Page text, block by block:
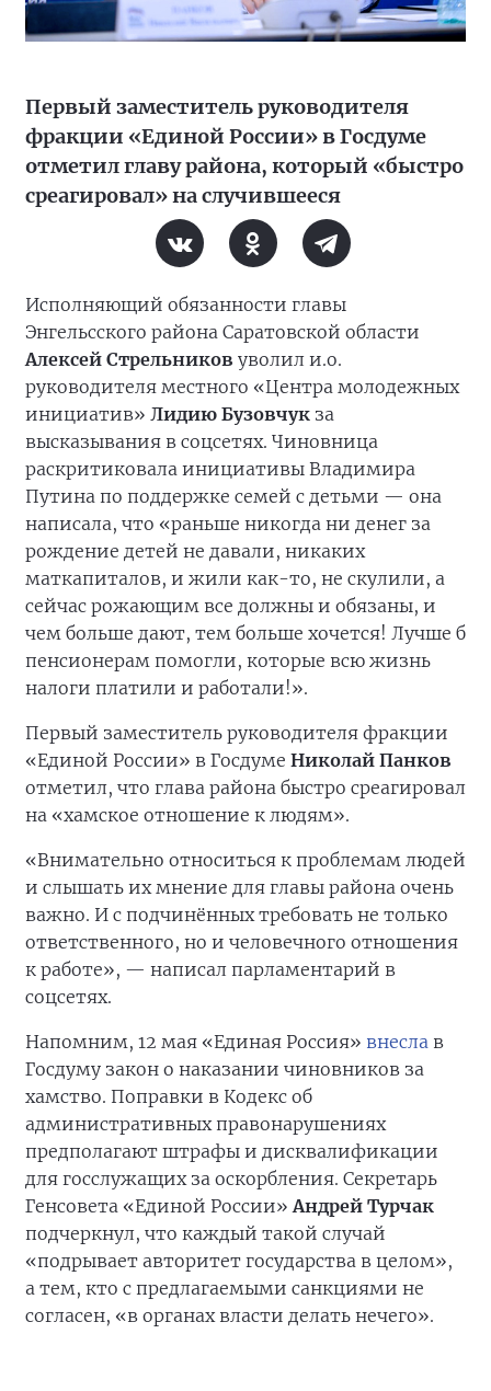
Первый заместитель руководителя
фракции «Единой России» в Госдуме
отметил главу района, который «быстро
среагировал» на случившееся
Исполняющий обязанности главы
Энгельсского района Саратовской области
Алексей Стрельников уволил и.о.
руководителя местного «Центра молодежных
инициатив» Лидию Бузовчук за
высказывания в соцсетях. Чиновница
раскритиковала инициативы Владимира
Путина по поддержке семей с детьми — она
написала, что «раньше никогда ни денег за
рождение детей не давали, никаких
маткапиталов, и жили как-то, не скулили, а
сейчас рожающим все должны и обязаны, и
чем больше дают, тем больше хочется! Лучше б
пенсионерам помогли, которые всю жизнь
налоги платили и работали!».
Первый заместитель руководителя фракции
«Единой России» в Госдуме Николай Панков
отметил, что глава района быстро среагировал
на «хамское отношение к людям».
«Внимательно относиться к проблемам людей
и слышать их мнение для главы района очень
важно. И с подчинённых требовать не только
ответственного, но и человечного отношения
к работе», — написал парламентарий в
соцсетях.
Напомним, 12 мая «Единая Россия» внесла в
Госдуму закон о наказании чиновников за
хамство. Поправки в Кодекс об
административных правонарушениях
предполагают штрафы и дисквалификации
для госслужащих за оскорбления. Секретарь
Генсовета «Единой России»Андрей Турчак
подчеркнул, что каждый такой случай
«подрывает авторитет государства в целом»,
а тем, кто с предлагаемыми санкциями не
согласен, «в органах власти делать нечего».